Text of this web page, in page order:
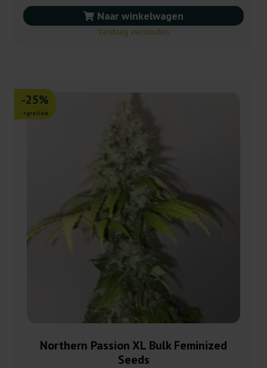
Naar winkelwagen
Vandaag verzonden
-25%
+gratisie
Northern Passion XL Bulk Feminized
Seeds